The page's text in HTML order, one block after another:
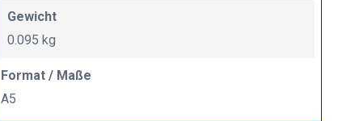
Gewicht
0.095 kg
Format / Maße
A5